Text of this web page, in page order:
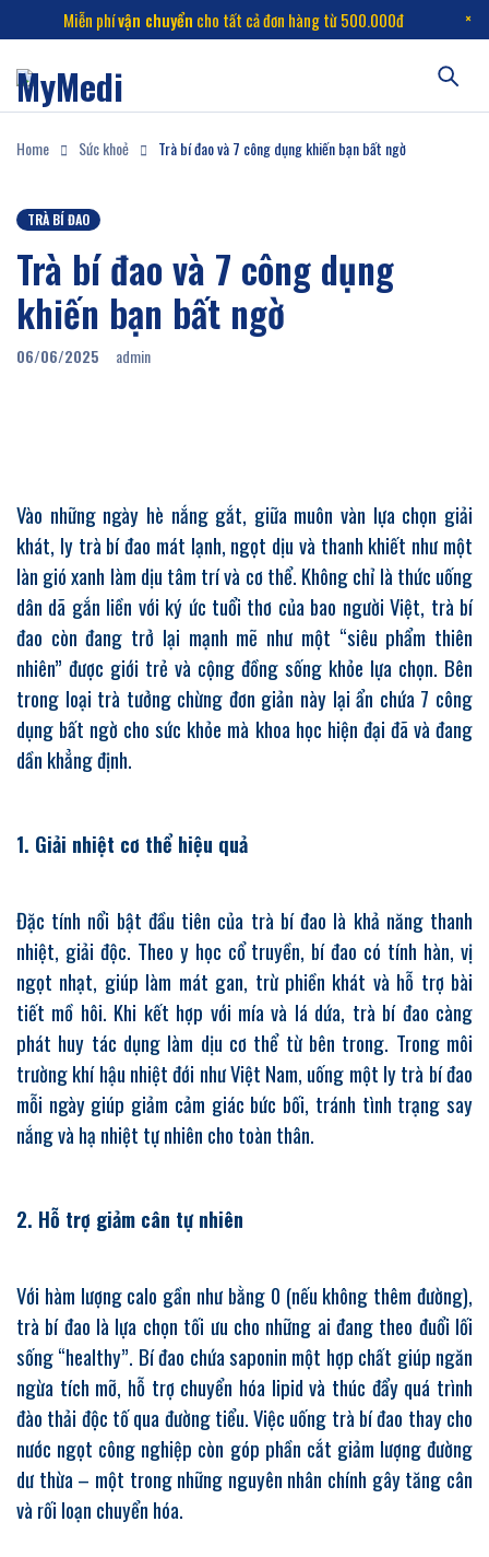
Miễn phívận chuyển cho tất cả đơn hàng từ 500.000đ
Home Sức khoẻ Trà bí đao và 7 công dụng khiến bạn bất ngờ
TRÀ BÍ ĐAO
Trà bí đao và 7 công dụng
khiến bạn bất ngờ
06/06/2025 admin
Vào những ngày hè nắng gắt, giữa muôn vàn lựa chọn giải
khát, ly trà bí đao mát lạnh, ngọt dịu và thanh khiết như một
làn gió xanh làm dịu tâm trí và cơ thể. Không chỉ là thức uống
dân dã gắn liền với ký ức tuổi thơ của bao người Việt, trà bí
đao còn đang trở lại mạnh mẽ như một “siêu phẩm thiên
nhiên” được giới trẻ và cộng đồng sống khỏe lựa chọn. Bên
trong loại trà tưởng chừng đơn giản này lại ẩn chứa 7 công
dụng bất ngờ cho sức khỏe mà khoa học hiện đại đã và đang
dần khẳng định.
1. Giải nhiệt cơ thể hiệu quả
Đặc tính nổi bật đầu tiên của trà bí đao là khả năng thanh
nhiệt, giải độc. Theo y học cổ truyền, bí đao có tính hàn, vị
ngọt nhạt, giúp làm mát gan, trừ phiền khát và hỗ trợ bài
tiết mồ hôi. Khi kết hợp với mía và lá dứa, trà bí đao càng
phát huy tác dụng làm dịu cơ thể từ bên trong. Trong môi
trường khí hậu nhiệt đới như Việt Nam, uống một ly trà bí đao
mỗi ngày giúp giảm cảm giác bức bối, tránh tình trạng say
nắng và hạ nhiệt tự nhiên cho toàn thân.
2. Hỗ trợ giảm cân tự nhiên
Với hàm lượng calo gần như bằng 0 (nếu không thêm đường),
trà bí đao là lựa chọn tối ưu cho những ai đang theo đuổi lối
sống “healthy”. Bí đao chứa saponin một hợp chất giúp ngăn
ngừa tích mỡ, hỗ trợ chuyển hóa lipid và thúc đẩy quá trình
đào thải độc tố qua đường tiểu. Việc uống trà bí đao thay cho
nước ngọt công nghiệp còn góp phần cắt giảm lượng đường
dư thừa – một trong những nguyên nhân chính gây tăng cân
và rối loạn chuyển hóa.